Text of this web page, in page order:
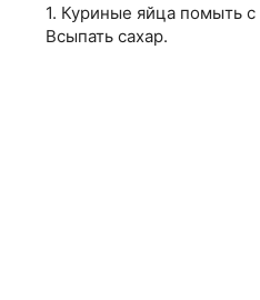
1. Куриные яйца помыть
Всыпать сахар.